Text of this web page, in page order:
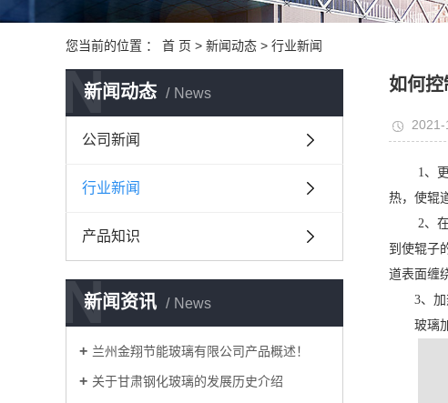
您当前的位置 ： 首 页 > 新闻动态 > 行业新闻
新闻动态 News
N
公司新闻
行业新闻
产品知识
新闻资讯 News
N
兰州金翔节能玻璃有限公司产品概述！
关于甘肃钢化玻璃的发展历史介绍
如何
2021-
1、更换
热，使辊
2、在打
到使辊子
道表面缠
3、加热
玻璃加